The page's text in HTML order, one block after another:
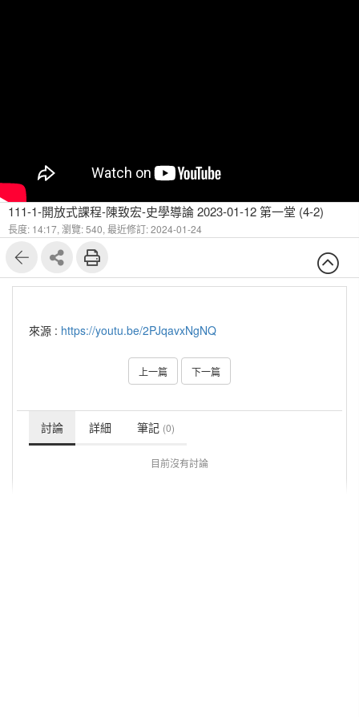
111-1-開放式課程-陳致宏-史學導論 2023-01-12 第一堂 (4-2)
長度: 14:17, 瀏覽: 540, 最近修訂: 2024-01-24
來源 : https://youtu.be/2PJqavxNgNQ
上一篇 下一篇
討論 詳細 筆記 (0)
目前沒有討論